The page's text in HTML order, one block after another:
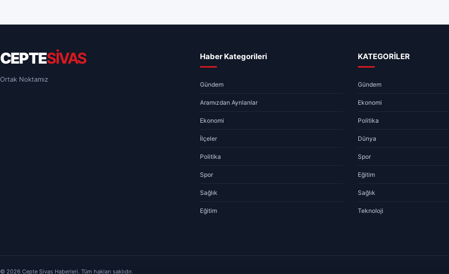
CEPTESİVAS
Ortak Noktamız
Haber Kategorileri
Gündem
Aramızdan Ayrılanlar
Ekonomi
İlçeler
Politika
Spor
Sağlık
Eğitim
KATEGORİLER
Gündem
Ekonomi
Politika
Dünya
Spor
Eğitim
Sağlık
Teknoloji
© 2026 Cepte Sivas Haberleri. Tüm hakları saklıdır.